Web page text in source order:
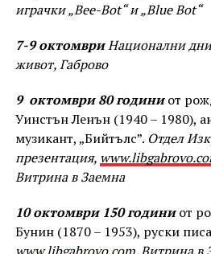
играчки „Bee-Bot“ и „BlueBot“
7-9 октомвриНационални
живот, Габрово
9 октомври 80 годиниот
Уинстън Ленън (1940 – 1980),
музикант, „Бийтълс”. Отдел
презентация, www.libgabrovo.
Витрина в Заемна
10 октомври 150 годиниот
Бунин (1870 – 1953), руски